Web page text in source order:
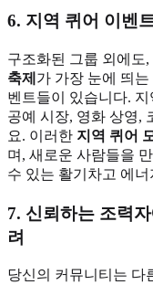
6. 지역 퀴어 이벤
구조화된 그룹 외에도
축제 가 가장 눈에 띄는
벤트들이 있습니다.
공예 시장, 영화 상영,
요. 이러한 지역 퀴어
며, 새로운 사람들을
수 있는 활기차고 에
7. 신뢰하는 조력
려
당신의 커뮤니티는 다